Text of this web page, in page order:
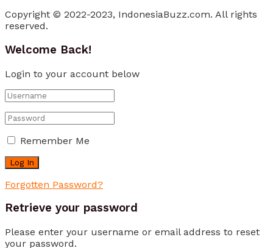
Copyright © 2022-2023, IndonesiaBuzz.com. All rights
reserved.
Welcome Back!
Login to your account below
Remember Me
Forgotten Password?
Retrieve your password
Please enter your username or email address to reset
your password.